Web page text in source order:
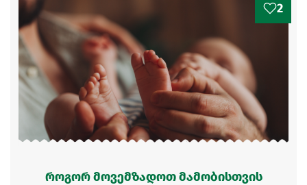
2
როგორ მოვემზადოთ მამობისთვის